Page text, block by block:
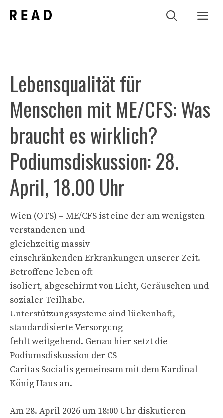
Inhalt
Lebensqualität für
Menschen mit ME/CFS: Was
braucht es wirklich?
Podiumsdiskussion: 28.
April, 18.00 Uhr
Wien (OTS) – ME/CFS ist eine der am wenigsten
verstandenen und
gleichzeitig massiv
einschränkenden Erkrankungen unserer Zeit.
Betroffene leben oft
isoliert, abgeschirmt von Licht, Geräuschen und
sozialer Teilhabe.
Unterstützungssysteme sind lückenhaft,
standardisierte Versorgung
fehlt weitgehend. Genau hier setzt die
Podiumsdiskussion der CS
Caritas Socialis gemeinsam mit dem Kardinal
König Haus an.
Am 28. April 2026 um 18:00 Uhr diskutieren